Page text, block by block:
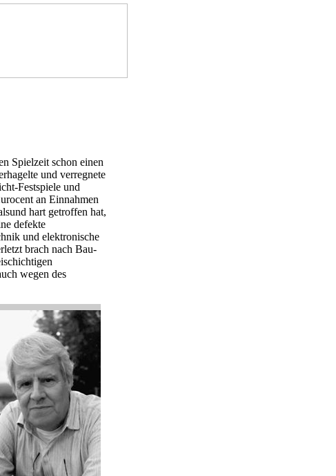
Spielzeit schon einen
und verregnete
Festspiele und
an Einnahmen
hart getroffen hat,
defekte
und elektronische
brach nach Bau-
wegen des